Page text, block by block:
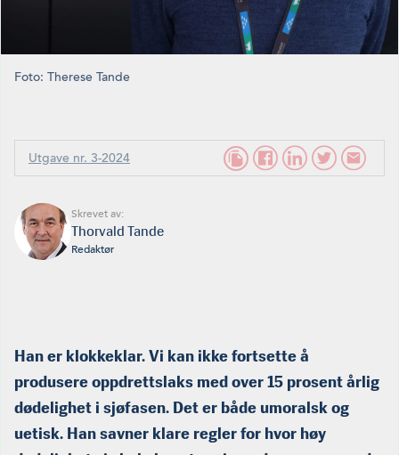
Foto: Therese Tande
Utgave nr. 3-2024
Skrevet av:
Thorvald Tande
Redaktør
Han er klokkeklar. Vi kan ikke fortsette å
produsere oppdrettslaks med over 15 prosent årlig
dødelighet i sjøfasen. Det er både umoralsk og
uetisk. Han savner klare regler for hvor høy